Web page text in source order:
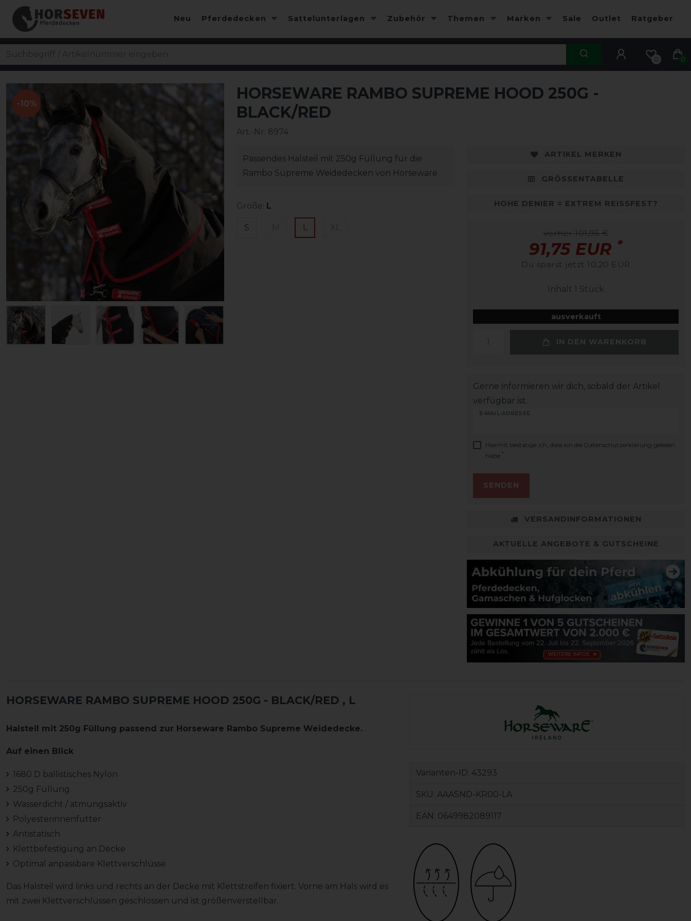
Neu Pferdedecken Sattelunterlagen Zubehör Themen Marken Sale Outlet Ratgeber
0 0
-10%
HORSEWARE RAMBO SUPREME HOOD 250G -
BLACK/RED
Art.-Nr: 8974
Passendes Halsteil mit 250g Füllung für die
Rambo Supreme Weidedecken von Horseware
Größe: L
S L
ARTIKEL MERKEN
GRÖSSENTABELLE
HOHE DENIER = EXTREM REISSFEST?
vorher 101,95 €
91,75 EUR *
Du sparst jetzt 10,20 EUR
Inhalt 1 Stück
ausverkauft
IN DEN WARENKORB
Gerne informieren wir dich, sobald der Artikel
verfügbar ist.
E-MAIL-ADRESSE
Hiermit bestätige ich, dass ich die Daten­schutz­erklärung gelesen
habe. *
SENDEN
VERSANDINFORMATIONEN
AKTUELLE ANGEBOTE & GUTSCHEINE
HORSEWARE RAMBO SUPREME HOOD 250G - BLACK/RED , L
Halsteil mit 250g Füllung passend zur Horseware Rambo Supreme Weidedecke.
Auf einen Blick
1680 D ballistisches Nylon
250g Füllung
Wasserdicht / atmungsaktiv
Polyesterinnenfutter
Antistatisch
Klettbefestigung an Decke
Optimal anpassbare Klettverschlüsse
Das Halsteil wird links und rechts an der Decke mit Klettstreifen fixiert. Vorne am Hals wird es
mit zwei Klettverschlüssen geschlossen und ist größenverstellbar.
Varianten-ID: 43293
SKU: AAASND-KR00-LA
EAN: 0649982089117